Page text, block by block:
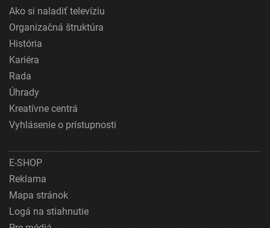
Ako si naladiť televíziu
Organizačná štruktúra
História
Kariéra
Rada
Úhrady
Kreatívne centrá
Vyhlásenie o prístupnosti
E-SHOP
Reklama
Mapa stránok
Logá na stiahnutie